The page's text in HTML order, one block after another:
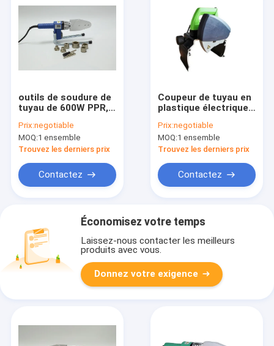
outils de soudure de
tuyau de 600W PPR,
prise de Digital de
40mm
Prix:negotiable
MOQ:1 ensemble
Trouvez les derniers prix
Contactez
Coupeur de tuyau en
plastique électrique
aucun rouleau à
paliers silencieux
superbe de bruit
Prix:negotiable
MOQ:1 ensemble
Trouvez les derniers prix
Contactez
Économisez votre temps
Laissez-nous contacter les meilleurs
produits avec vous.
Donnez votre exigence